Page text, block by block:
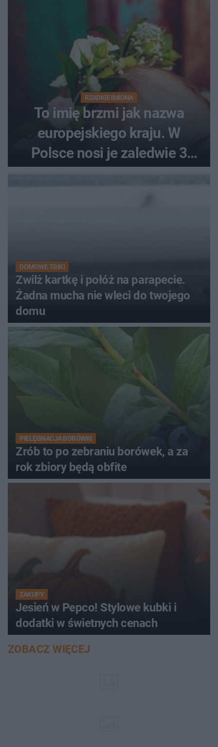
RZADKIE IMIONA
To imię brzmi jak nazwa
europejskiego kraju. W
Polsce nosi je zaledwie 3
DOMOWE TRIKI
Zwilż kartkę i połóż na parapecie.
Żadna mucha nie wleci do twojego
domu
PIELĘGNACJA BORÓWKI
Zrób to po zebraniu borówek, a za
rok zbiory będą obfite
ZAKUPY
Jesień w Pepco! Stylowe kubki i
dodatki w świetnych cenach
ZOBACZ WIĘCEJ